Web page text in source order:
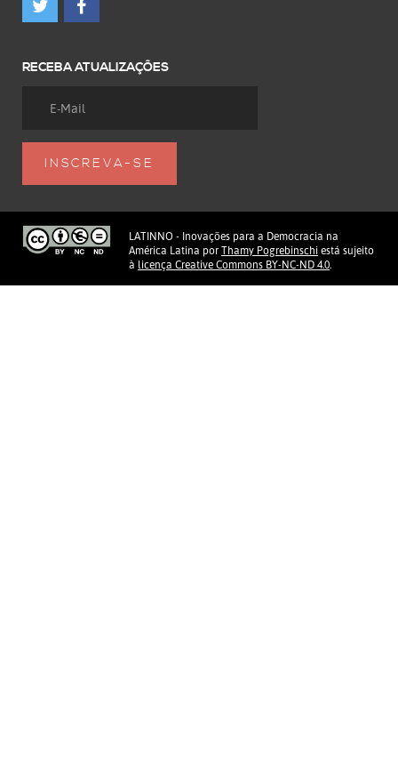
RECEBA ATUALIZAÇÕES
LATINNO - Inovações para a Democracia na
América Latina por Thamy Pogrebinschi está sujeito
à licença Creative Commons BY-NC-ND 4.0.